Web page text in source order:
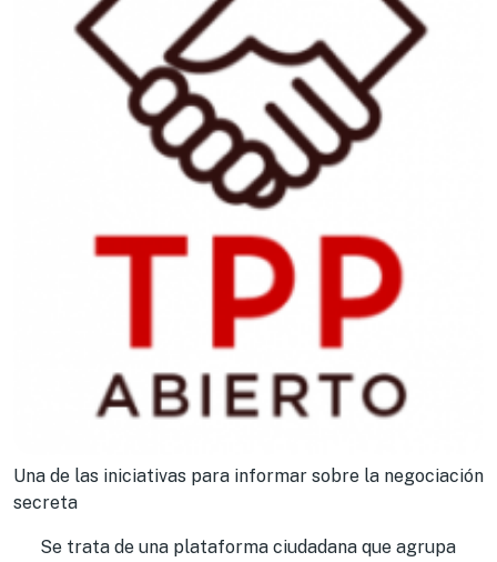
Una de las iniciativas para informar sobre la negociación
secreta
Se trata de una plataforma ciudadana que agrupa